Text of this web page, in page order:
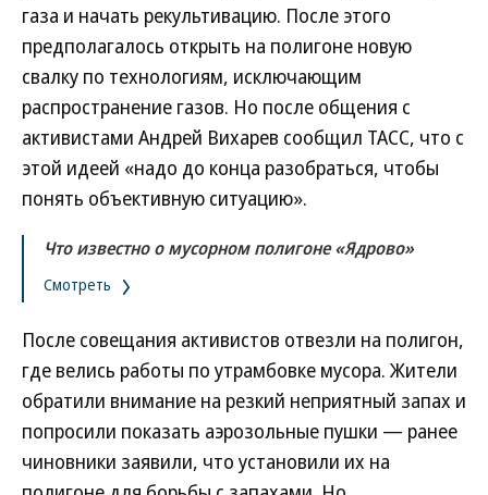
газа и начать рекультивацию. После этого
предполагалось открыть на полигоне новую
свалку по технологиям, исключающим
распространение газов. Но после общения с
активистами Андрей Вихарев сообщил ТАСС, что с
этой идеей «надо до конца разобраться, чтобы
понять объективную ситуацию».
Что известно о мусорном полигоне «Ядрово»
Смотреть
После совещания активистов отвезли на полигон,
где велись работы по утрамбовке мусора. Жители
обратили внимание на резкий неприятный запах и
попросили показать аэрозольные пушки — ранее
чиновники заявили, что установили их на